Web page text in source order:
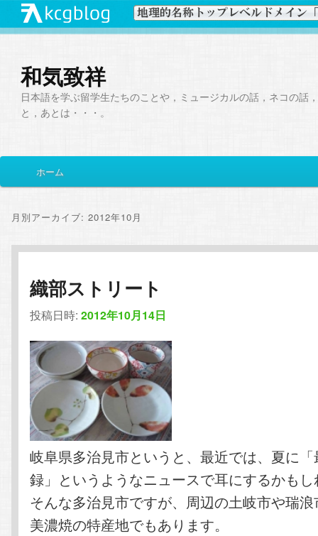
和気致祥
日本語を学ぶ留学生たちのことや，ミュージカルの話，ネコの話
と，あとは・・・。
イ
メ
ン
コ
ン
テ
ン
ツ
へ
移
動
サ
コ
ン
テ
ン
ツ
へ
移
動
ホーム
月別アーカイブ:2012年10月
織部ストリート
投稿日時:2012年10月14日
岐阜県多治見市というと、最近では、夏に
録」というようなニュースで耳にするかも
そんな多治見市ですが、周辺の土岐市や瑞
美濃焼の特産地でもあります。